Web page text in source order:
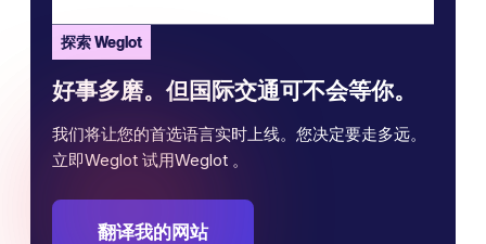
探索 Weglot
好事多磨。但国际交通可不会等你。
我们将让您的首选语言实时上线。您决定要走多远。
立即Weglot 试用Weglot 。
翻译我的网站